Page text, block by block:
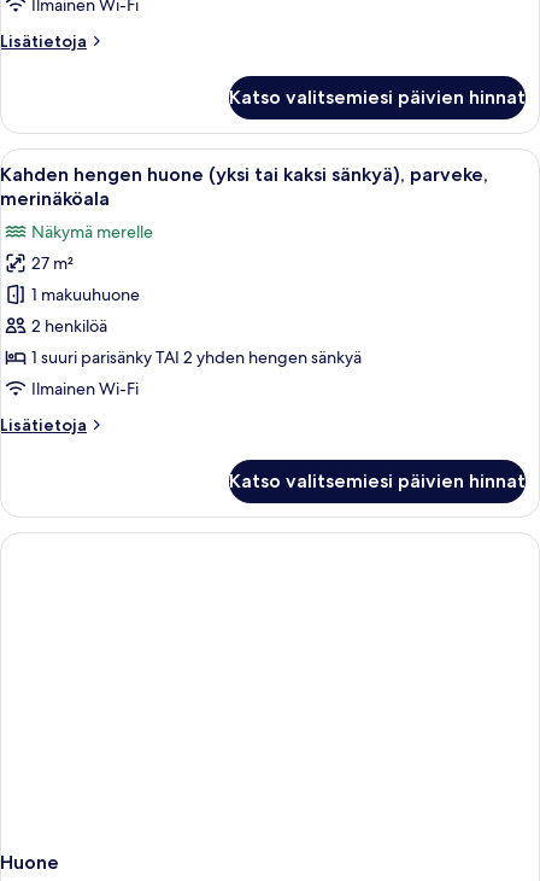
sänkyä),
kuvat
Lisätietoja
Lisätietoja
deluxe-
huone
(yksi
tai
sänkyä),
parveke,
kaupunkinäköala
Katso valitsemiesi päivien hinnat
Avaa
kaikki
Kahden
hengen
huone
(yksi
tai
kaksi
parveke,
Hotellihuone, jossa on suuri sänky,
6
Kahden hengen huone (yksi tai kaksi sänkyä), parveke,
merinäköala
Näkymä merelle
27 m²
1 makuuhuone
2 henkilöä
1 suuri parisänky TAI 2 yhden hengen sänkyä
Ilmainen Wi-Fi
Lisätietoja
Lisätietoja
huone
(yksi
tai
Katso valitsemiesi päivien hinnat
Huone